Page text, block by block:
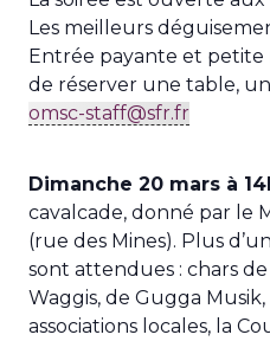
Les meilleurs
Entrée payante et petite
de réserver une table,
omsc-staff@sfr.fr
Dimanche 20 mars à
cavalcade, donné par le
(rue des Mines). Plus
sont attendues : chars
Waggis, de Gugga
associations locales, la